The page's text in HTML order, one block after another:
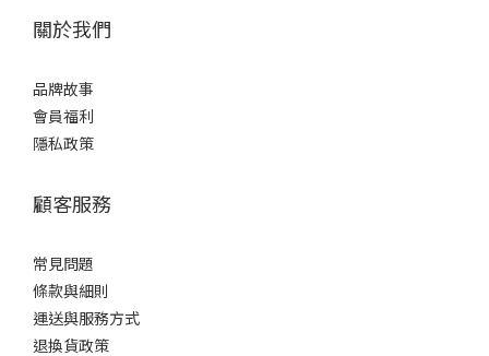
關於我們
品牌故事
會員福利
隱私政策
顧客服務
常見問題
條款與細則
運送與服務方式
退換貨政策